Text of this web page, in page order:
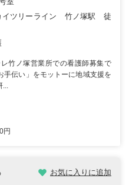
イツリーライン 竹ノ塚駅 徒
竹ノ塚営業所での看護師募集で
手伝い」をモットーに地域支援を
...
円
お気に入りに追加